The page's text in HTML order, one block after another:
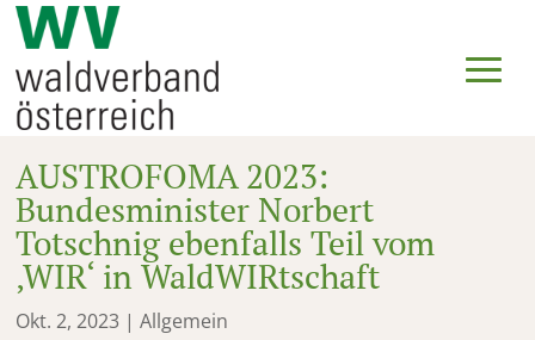
AUSTROFOMA 2023:
Bundesminister Norbert
Totschnig ebenfalls Teil vom
‚WIR‘ in WaldWIRtschaft
Okt. 2, 2023 | Allgemein